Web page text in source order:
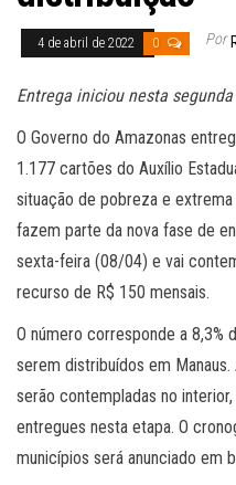
4 de abril de 2022 0 Por
Entrega iniciou nesta
O Governo do Amazonas
1.177 cartões do Auxílio
situação de pobreza e
fazem parte da nova fase de
sexta-feira (08/04) e vai
recurso de R$ 150 mensais.
O número corresponde a
serem distribuídos em
serão contempladas no
entregues nesta etapa. O
municípios será anunciado em